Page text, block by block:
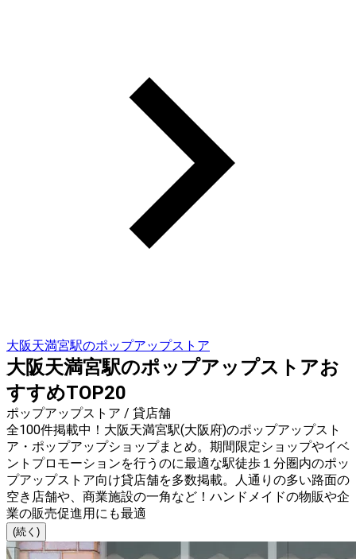
大阪天満宮駅のポップアップストア
大阪天満宮駅のポップアップストアお
すすめTOP20
ポップアップストア / 貸店舗
全100件掲載中！大阪天満宮駅(大阪府)のポップアップスト
ア・ポップアップショップまとめ。期間限定ショップやイベ
ントプロモーションを行うのに最適な駅徒歩１分圏内のポッ
プアップストア向け貸店舗を多数掲載。人通りの多い路面の
空き店舗や、商業施設の一角など！ハンドメイドの物販や企
業の販売促進用にも最適
(続く)